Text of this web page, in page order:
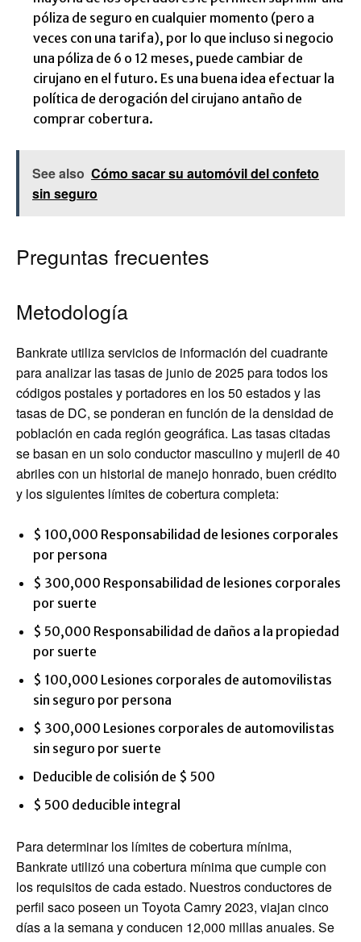
póliza de seguro en cualquier momento (pero a
veces con una tarifa), por lo que incluso si negocio
una póliza de 6 o 12 meses, puede cambiar de
cirujano en el futuro. Es una buena idea efectuar la
política de derogación del cirujano antaño de
comprar cobertura.
See also Cómo sacar su automóvil del confeto
sin seguro
Preguntas frecuentes
Metodología
Bankrate utiliza servicios de información del cuadrante
para analizar las tasas de junio de 2025 para todos los
códigos postales y portadores en los 50 estados y las
tasas de DC, se ponderan en función de la densidad de
población en cada región geográfica. Las tasas citadas
se basan en un solo conductor masculino y mujeril de 40
abriles con un historial de manejo honrado, buen crédito
y los siguientes límites de cobertura completa:
$ 100,000 Responsabilidad de lesiones corporales
por persona
$ 300,000 Responsabilidad de lesiones corporales
por suerte
$ 50,000 Responsabilidad de daños a la propiedad
por suerte
$ 100,000 Lesiones corporales de automovilistas
sin seguro por persona
$ 300,000 Lesiones corporales de automovilistas
sin seguro por suerte
Deducible de colisión de $ 500
$ 500 deducible integral
Para determinar los límites de cobertura mínima,
Bankrate utilizó una cobertura mínima que cumple con
los requisitos de cada estado. Nuestros conductores de
perfil saco poseen un Toyota Camry 2023, viajan cinco
días a la semana y conducen 12,000 millas anuales. Se